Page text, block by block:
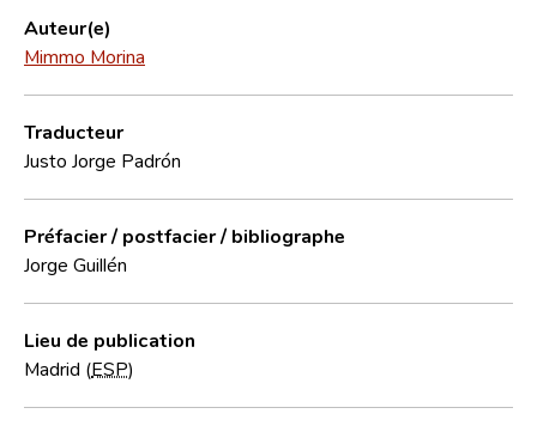
Équipe scientifique
Contact
Auteur(e)
Mimmo Morina
Traducteur
Justo Jorge Padrón
Préfacier / postfacier / bibliographe
Jorge Guillén
Lieu de publication
Madrid (ESP)